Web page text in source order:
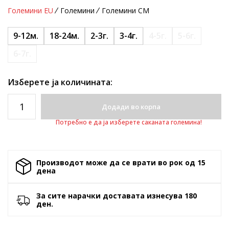
Големини EU Големини Големини CM
9-12м. 18-24м. 2-3г. 3-4г.
Изберете ја количината:
Додади во корпа
Потребно е да ја изберете саканата големина!
Производот може да се врати во рок од 15
денa
За сите нарачки доставата изнесува 180
ден.